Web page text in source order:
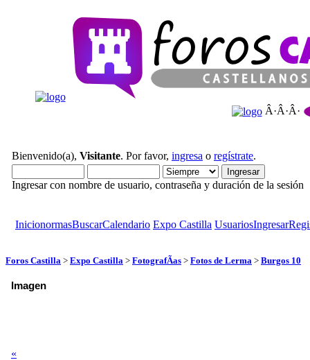
Â·Â·Â·
Bienvenido(a), Visitante. Por favor, ingresa o regístrate.
Ingresar con nombre de usuario, contraseña y duración de la sesión
InicionormasBuscarCalendario Expo Castilla UsuariosIngresar
Foros Castilla > Expo Castilla > FotografÃ­as > Fotos de Lerma > Burgos 10
Imagen
«